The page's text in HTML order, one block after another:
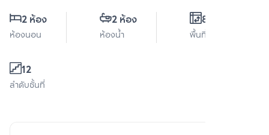
2 ห้อง
ห้องนอน
2 ห้อง
ห้องน้ำ
84 ตร.ม.
พื้นที่ใช้สอย
12
ลำดับชั้นที่